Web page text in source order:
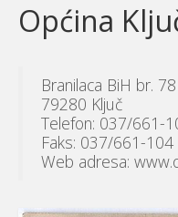
Općina
Branilaca BiH br. 78
79280 Ključ
Telefon: 037/661-
Faks: 037/661-104
Web adresa: